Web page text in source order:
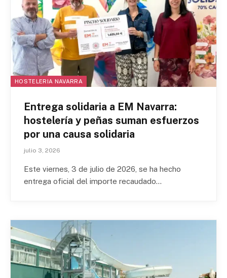
HOSTELERIA NAVARRA
Entrega solidaria a EM Navarra:
hostelería y peñas suman esfuerzos
por una causa solidaria
julio 3, 2026
Este viernes, 3 de julio de 2026, se ha hecho
entrega oficial del importe recaudado…